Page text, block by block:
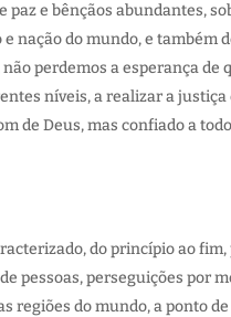
e bênçãos abundantes,
nação do mundo, e também
perdemos a esperança de
níveis, a realizar a justiça
de Deus, mas confiado a
do princípio ao
pessoas, perseguições por
do mundo, a ponto